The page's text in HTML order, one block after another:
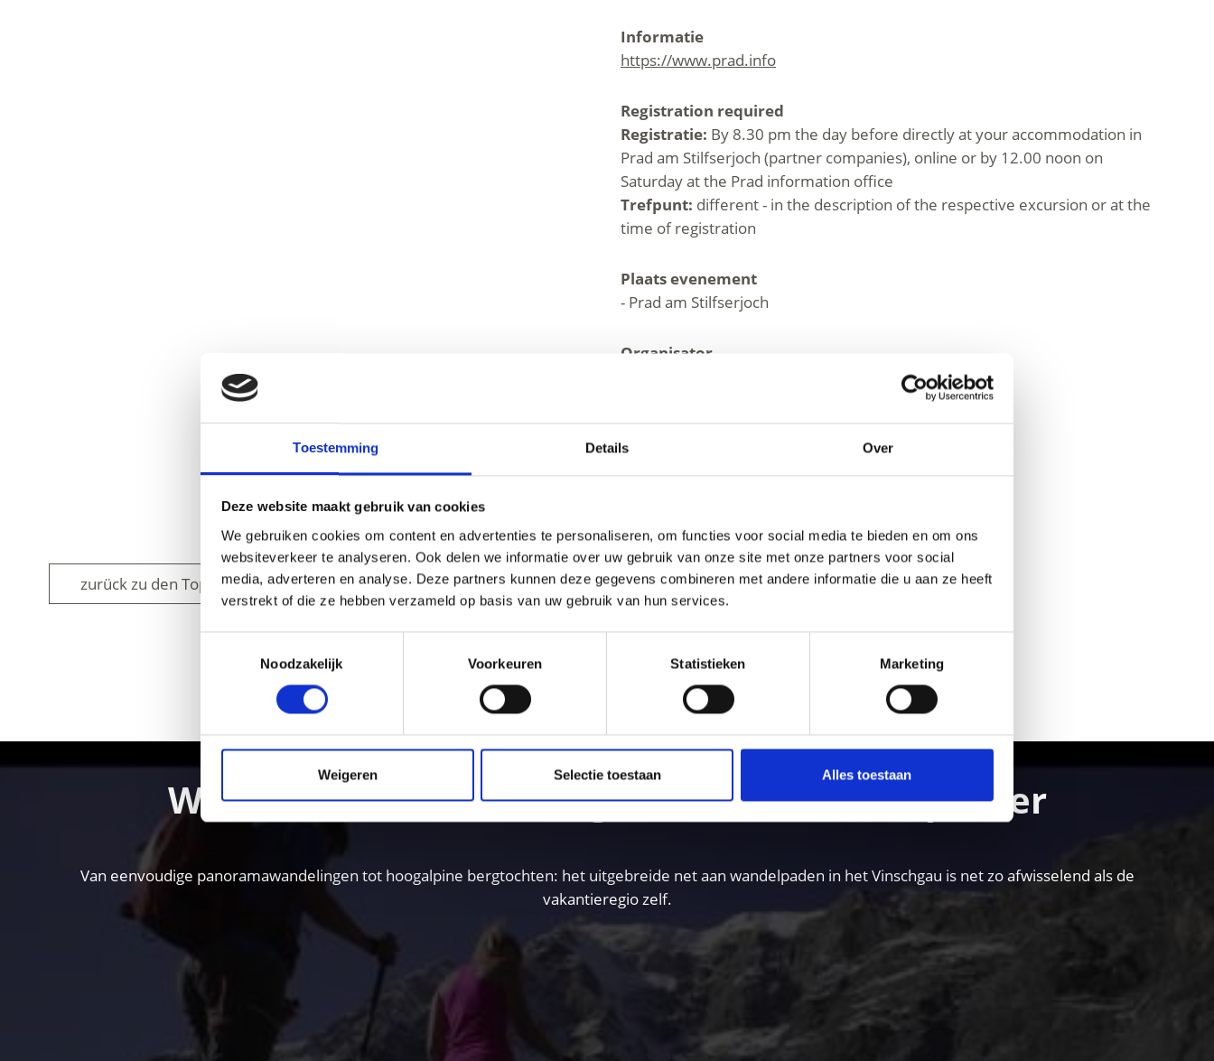
Toestemming Details Over
Deze website maakt gebruik van cookies
We gebruiken cookies om content en advertenties te personaliseren, om functies voor social media te bieden en om ons
websiteverkeer te analyseren. Ook delen we informatie over uw gebruik van onze site met onze partners voor social
media, adverteren en analyse. Deze partners kunnen deze gegevens combineren met andere informatie die u aan ze heeft
verstrekt of die ze hebben verzameld op basis van uw gebruik van hun services.
Noodzakelijk
Voorkeuren Statistieken Marketing
Weigeren Selectie toestaan Alles toestaan
Informatie
https://www.prad.info
Registration required
Registratie: By 8.30 pm the day before directly at your accommodation in
Prad am Stilfserjoch (partner companies), online or by 12.00 noon on
Saturday at the Prad information office
Trefpunt: different - in the description of the respective excursion or at the
time of registration
Plaats evenement
- Prad am Stilfserjoch
Organisator
39026 Prad am Stilfserjoch
office@prad.info
www.prad.info
zurück zu den Top Events
WAS DE INHOUD NUTTIG VOOR U? No
Wandelen in het Vinschgau – Avontuur en plezier
Van eenvoudige panoramawandelingen tot hoogalpine bergtochten: het uitgebreide net aan wandelpaden in het Vinschgau is net zo afwisselend als de
vakantieregio zelf.